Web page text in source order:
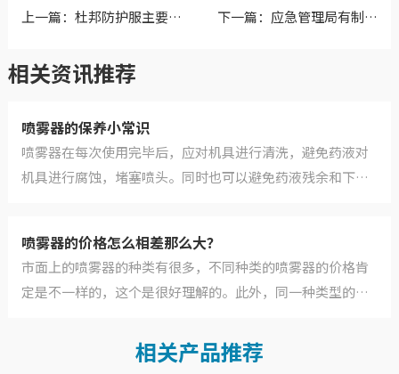
上一篇：杜邦防护服主要分
下一篇：应急管理局有制服
相关资讯推荐
喷雾器的保养小常识
喷雾器在每次使用完毕后，应对机具进行清洗，避免药液对
机具进行腐蚀，堵塞喷头。同时也可以避免药液残余和下次
喷雾器的价格怎么相差那么大？
市面上的喷雾器的种类有很多，不同种类的喷雾器的价格肯
定是不一样的，这个是很好理解的。此外，同一种类型的喷
相关产品推荐